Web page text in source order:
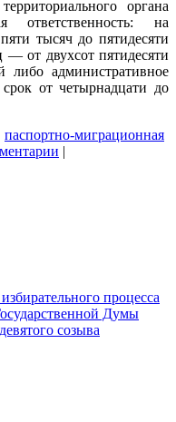
органа
ответственность: на
тысяч до пятидесяти
от двухсот пятидесяти
либо административное
срок от четырнадцати до
паспортно-миграционная
|
процесса
Думы
созыва